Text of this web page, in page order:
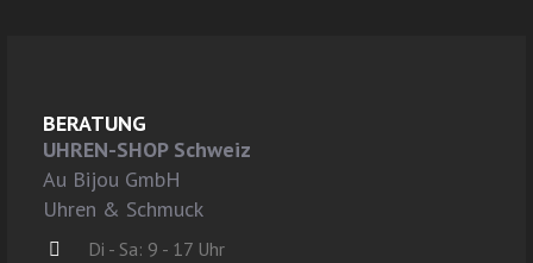
BERATUNG
UHREN-SHOP Schweiz
Au Bijou GmbH
Uhren & Schmuck
Di - Sa: 9 - 17 Uhr